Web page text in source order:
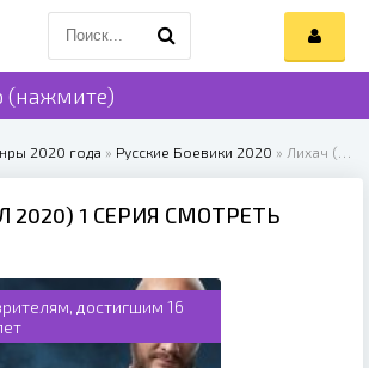
2020 года » Русские Боевики 2020 » Лихач (сериал 2020)
2020) 1 СЕРИЯ СМОТРЕТЬ
достигшим 16